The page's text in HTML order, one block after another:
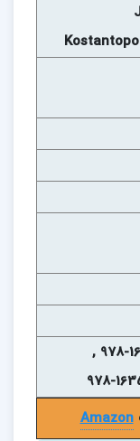
9781635508406, 978-1635508406 ,
Amazon